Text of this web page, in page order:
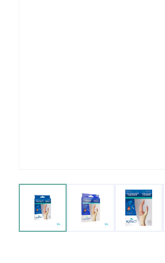
View larger imageView larger image
View